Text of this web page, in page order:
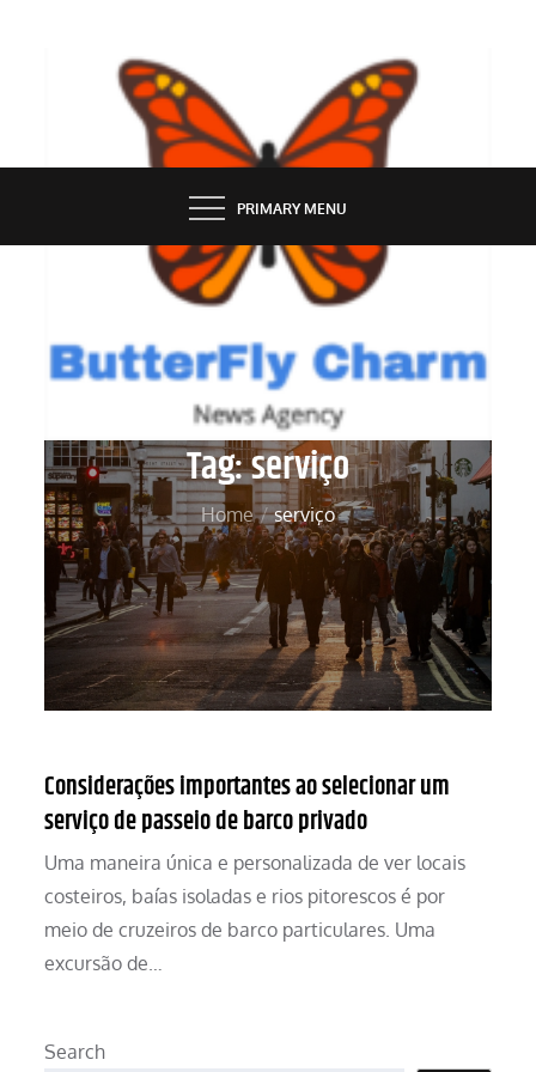
BUTTERFLY CHARM
PRIMARY MENU
Tag:serviço
Home serviço
Considerações importantes ao selecionar um
serviço de passeio de barco privado
Uma maneira única e personalizada de ver locais
costeiros, baías isoladas e rios pitorescos é por
meio de cruzeiros de barco particulares. Uma
excursão de…
Search